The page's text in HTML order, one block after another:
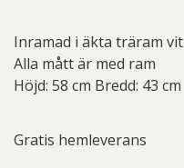
Inramad i äkta träram vit
Alla mått är med ram
Höjd: 58 cm Bredd: 43 cm
Gratis hemleverans